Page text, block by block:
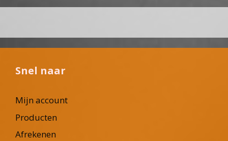
Snel naar
Mijn account
Producten
Afrekenen